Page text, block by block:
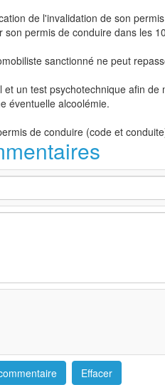
de l'invalidation de son
permis de conduire dans les
sanctionné ne peut
un test psychotechnique afin
éventuelle alcoolémie.
de conduire (code et